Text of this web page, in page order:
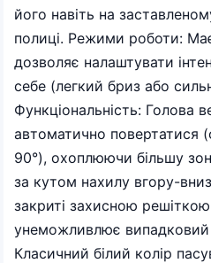
його навіть на
полиці. Режими роботи:
дозволяє налаштувати
себе (легкий бриз або
Функціональність: Голова
автоматично повертатися
90°), охоплюючи більшу
за кутом нахилу вгору-
закриті захисною
унеможливлює випадковий
Класичний білий колір